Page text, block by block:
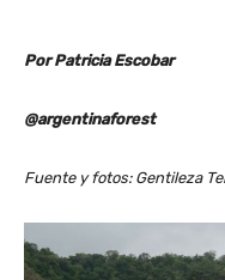
Por Patricia Escobar
@argentinaforest
Fuente y fotos: Gentileza